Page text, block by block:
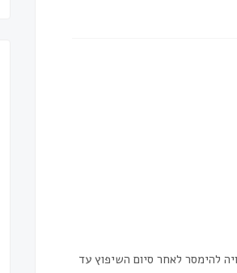
להימסר לאחר סיום השיפוץ עד